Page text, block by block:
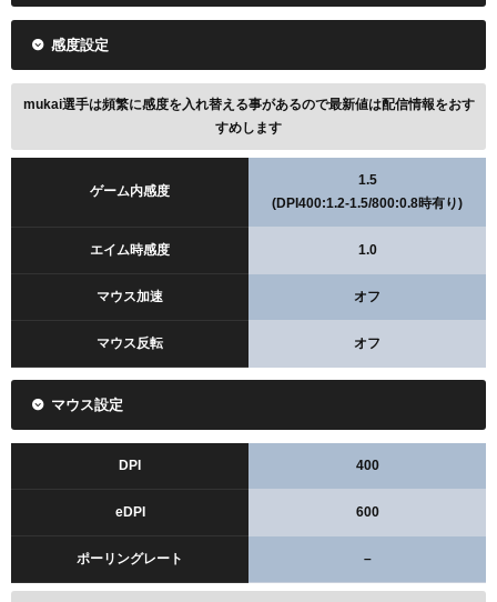
感度設定
mukai選手は頻繁に感度を入れ替える事があるので最新値は配信情報をおす
すめします
ゲーム内感度
1.5
(DPI400:1.2-1.5/800:0.8時有り)
エイム時感度 1.0
マウス加速 オフ
マウス反転 オフ
マウス設定
DPI 400
eDPI 600
ポーリングレート –